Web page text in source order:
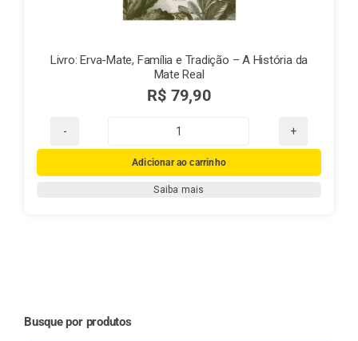
Livro: Erva-Mate, Família e Tradição – A História da
Mate Real
R$ 79,90
Livro:
Erva-
Mate,
Adicionar ao carrinho
Saiba mais
Busque por produtos